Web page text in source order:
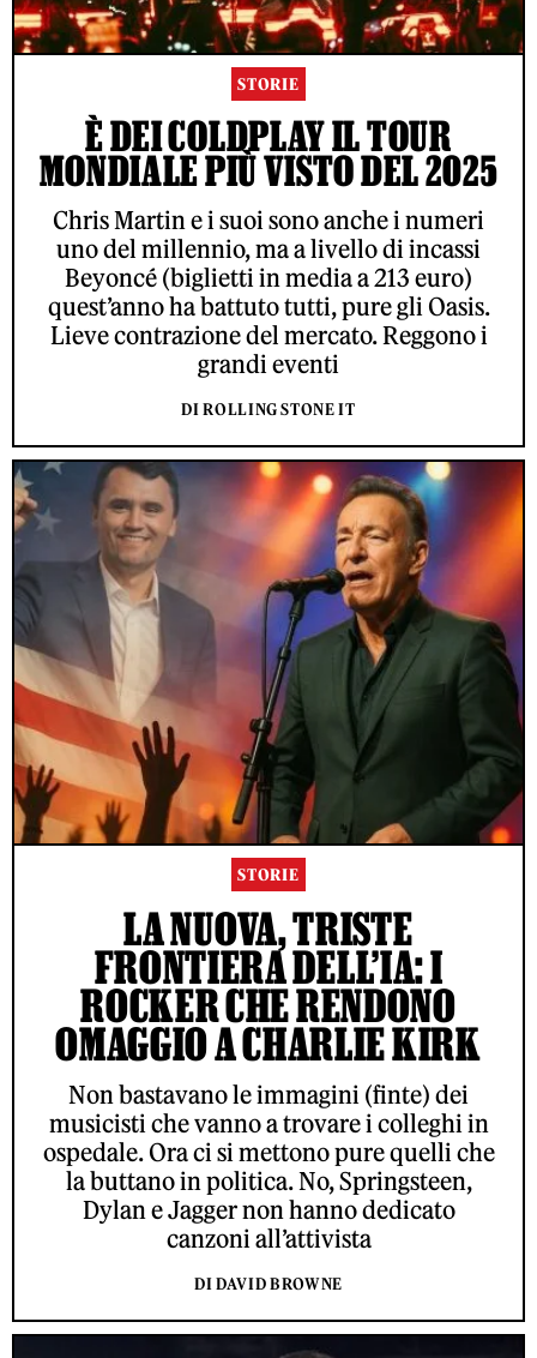
STORIE
È DEI COLDPLAY IL TOUR
MONDIALE PIÙ VISTO DEL 2025
Chris Martin e i suoi sono anche i numeri
uno del millennio, ma a livello di incassi
Beyoncé (biglietti in media a 213 euro)
quest’anno ha battuto tutti, pure gli Oasis.
Lieve contrazione del mercato. Reggono i
grandi eventi
DI ROLLING STONE IT
STORIE
LA NUOVA, TRISTE
FRONTIERA DELL’IA: I
ROCKER CHE RENDONO
OMAGGIO A CHARLIE KIRK
Non bastavano le immagini (finte) dei
musicisti che vanno a trovare i colleghi in
ospedale. Ora ci si mettono pure quelli che
la buttano in politica. No, Springsteen,
Dylan e Jagger non hanno dedicato
canzoni all’attivista
DI DAVID BROWNE